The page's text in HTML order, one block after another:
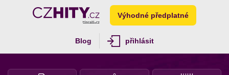
Výhodné předplatné
Blog přihlásit